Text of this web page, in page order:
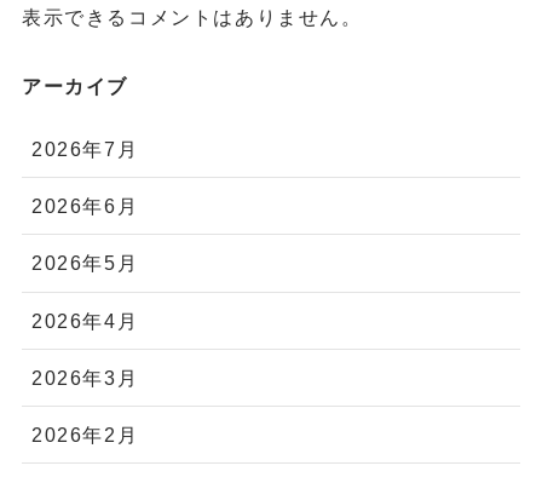
表示できるコメントはありません。
アーカイブ
2026年7月
2026年6月
2026年5月
2026年4月
2026年3月
2026年2月